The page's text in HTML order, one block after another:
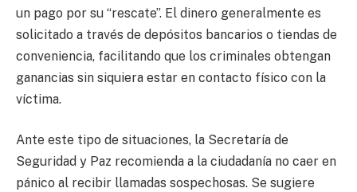
un pago por su “rescate”. El dinero generalmente es
solicitado a través de depósitos bancarios o tiendas de
conveniencia, facilitando que los criminales obtengan
ganancias sin siquiera estar en contacto físico con la
víctima.
Ante este tipo de situaciones, la Secretaría de
Seguridad y Paz recomienda a la ciudadanía no caer en
pánico al recibir llamadas sospechosas. Se sugiere